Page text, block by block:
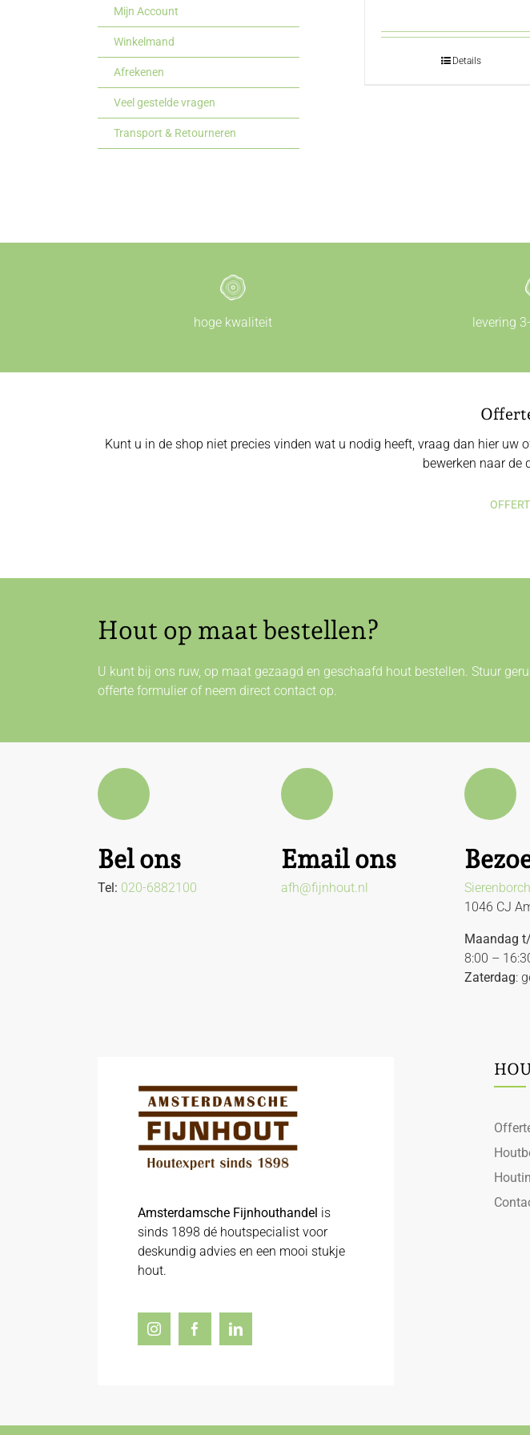
Details
Mijn Account
Winkelmand
Afrekenen
Veel gestelde vragen
Transport & Retourneren
hoge kwaliteit levering
Kunt u in de shop niet precies vinden wat u nodig heeft, vraag dan hier
bewerken naar de
Hout op maat bestellen?
U kunt bij ons ruw, op maat gezaagd en geschaafd hout bestellen. Stuur
offerte formulier of neem direct contactop.
Bel ons
Tel: 020-6882100
Email ons
afh@fijnhout.nl
1046 CJ
Maandag
8:00 –
Zaterdag:
Amsterdamsche Fijnhouthandel is
sinds 1898 dé houtspecialist voor
deskundig advies en een mooi stukje
hout.